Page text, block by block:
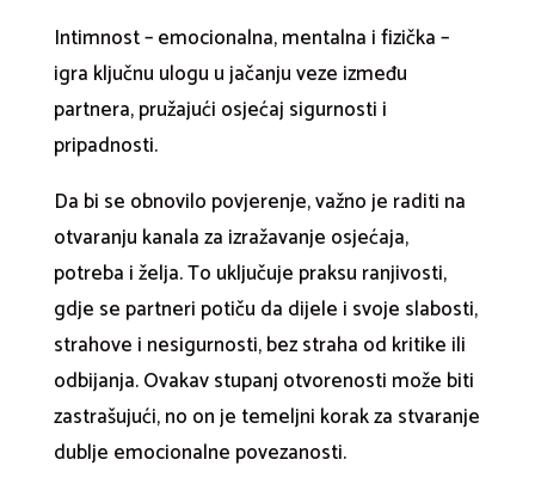
Intimnost – emocionalna, mentalna i fizička –
igra ključnu ulogu u jačanju veze između
partnera, pružajući osjećaj sigurnosti i
pripadnosti.
Da bi se obnovilo povjerenje, važno je raditi na
otvaranju kanala za izražavanje osjećaja,
potreba i želja. To uključuje praksu ranjivosti,
gdje se partneri potiču da dijele i svoje slabosti,
strahove i nesigurnosti, bez straha od kritike ili
odbijanja. Ovakav stupanj otvorenosti može biti
zastrašujući, no on je temeljni korak za stvaranje
dublje emocionalne povezanosti.